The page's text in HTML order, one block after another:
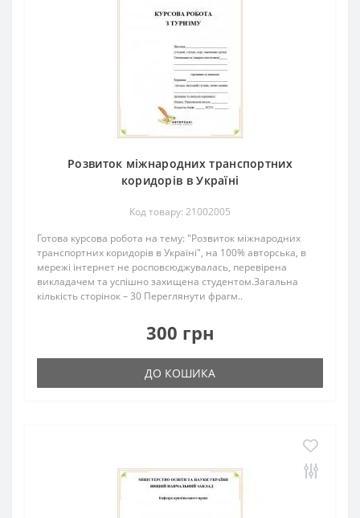
Розвиток міжнародних транспортних
коридорів в Україні
Код товару: 21002005
Готова курсова робота на тему: "Розвиток міжнародних
транспортних коридорів в Україні", на 100% авторська, в
мережі інтернет не росповсюджувалась, перевірена
викладачем та успішно захищена студентом.Загальна
кількість сторінок – 30 Переглянути фрагм..
300 грн
ДО КОШИКА